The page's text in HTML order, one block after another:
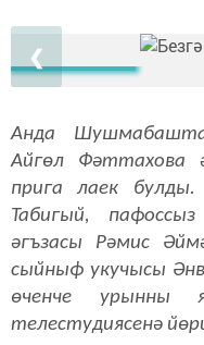
❮
Анда
Айгөл Фәттахова
прига лаек
Табигый,
әгъзасы Рәмис
сыйныф укучысы
өченче урынны
телестудиясенә